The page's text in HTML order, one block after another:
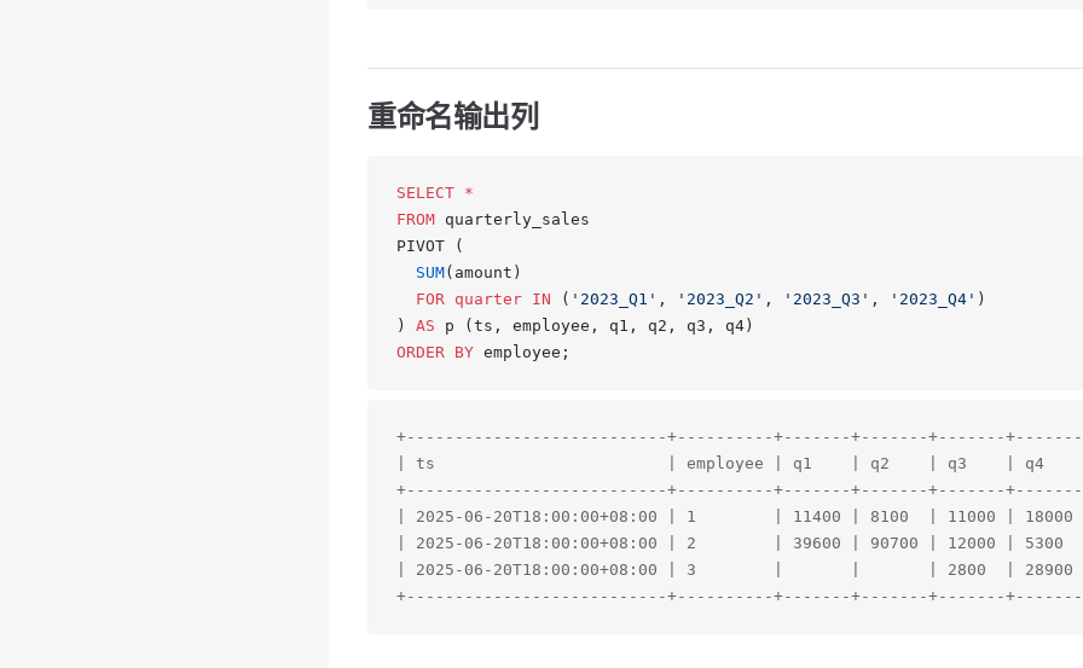
重命名输出列
SELECT *
FROM quarterly_sales
PIVOT (
  SUM
(amount)
  FOR
quarter IN ( '2023_Q1' , '2023_Q2' , '2023_Q3' , '2023_Q4' )
) AS p (ts, employee, q1, q2, q3, q4)
ORDER BY employee;
+---------------------------+----------+-------+-------+-------+-------
| ts                        | employee | q1    | q2    | q3    | q4
+---------------------------+----------+-------+-------+-------+-------
| 2025-06-20T18:00:00+08:00 | 1        | 11400 | 8100  | 11000 |
| 2025-06-20T18:00:00+08:00 | 2        | 39600 | 90700 | 12000 | 5300
| 2025-06-20T18:00:00+08:00 | 3        |       |       | 2800  | 28900
+---------------------------+----------+-------+-------+-------+-------